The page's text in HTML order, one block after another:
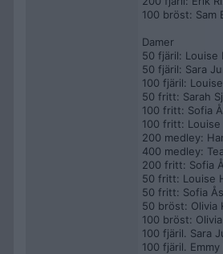
100 bröst: Sam
Damer
50 fjäril: Louise
50 fjäril: Sara
100 fjäril:
50 fritt: Sarah
100 fritt: Sofia
100 fritt:
200 medley:
400 medley:
200 fritt: Sofia
50 fritt: Louise
50 fritt: Sofia
50 bröst: Olivia
100 bröst:
100 fjäril. Sara
100 fjäril.